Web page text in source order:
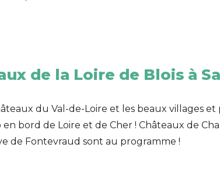
de la Loire de Blois à
du Val-de-Loire et les beaux villages et
bord de Loire et de Cher ! Châteaux de
de Fontevraud sont au programme !